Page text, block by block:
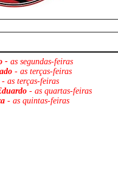
- as segundas-feiras
- as terças-feiras
- as terças-feiras
- as quartas-feiras
- as quintas-feiras